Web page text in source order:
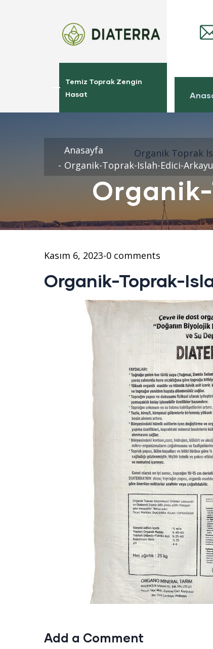
Temiz Toprak Zengin
Hasat
Anasayfa
Organik Toprak
Organik-Toprak-Islah-Edici-
Kasım 6, 2023-0 comments
Organik-Toprak-
Add a Comment